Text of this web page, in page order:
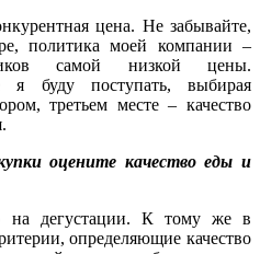
цена. Не забывайте,
политика моей компании –
самой низкой цены.
я буду поступать, выбирая
третьем месте – качество
оцените качество еды и
на дегустации. К тому же в
определяющие качество